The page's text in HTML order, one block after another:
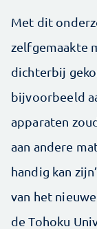
Met dit
zelfgemaakte
dichterbij
bijvoorbeeld
apparaten
aan andere
handig kan
van het
de Tohoku